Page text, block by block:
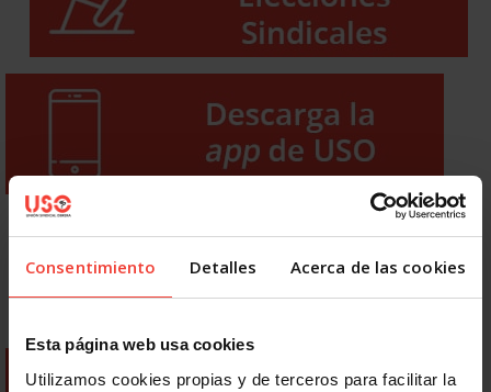
Consentimiento Detalles Acerca de las cookies
Esta página web usa cookies
Utilizamos cookies propias y de terceros para facilitar la